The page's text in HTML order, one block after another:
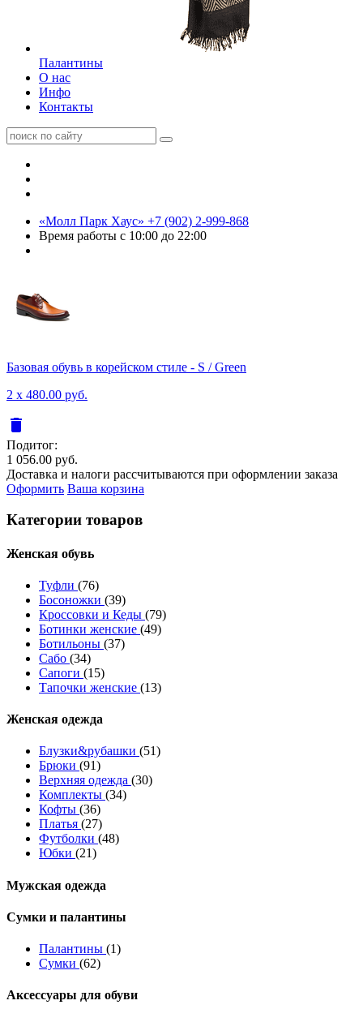
Палантины
О нас
Инфо
Контакты
«Молл Парк Хаус» +7 (902) 2-999-868
Время работы с 10:00 до 22:00
Базовая обувь в корейском стиле - S / Green
2 x 480.00 руб.
delete
Подитог:
1 056.00 руб.
Доставка и налоги рассчитываются при оформлении заказа
Оформить Ваша корзина
Категории товаров
Женcкая обувь
Туфли (76)
Босоножки (39)
Кроссовки и Кеды (79)
Ботинки женские (49)
Ботильоны (37)
Сабо (34)
Сапоги (15)
Тапочки женские (13)
Женская одежда
Блузки&рубашки (51)
Брюки (91)
Верхняя одежда (30)
Комплекты (34)
Кофты (36)
Платья (27)
Футболки (48)
Юбки (21)
Мужская одежда
Сумки и палантины
Палантины (1)
Сумки (62)
Аксессуары для обуви